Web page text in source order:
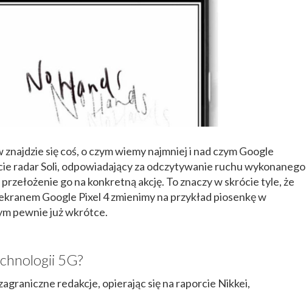
się coś, o czym wiemy najmniej i nad czym Google
radar Soli, odpowiadający za odczytywanie ruchu wykonanego
go na konkretną akcję. To znaczy w skrócie tyle, że
Google Pixel 4 zmienimy na przykład piosenkę w
pewnie już wkrótce.
5G?
redakcje, opierając się na raporcie Nikkei,